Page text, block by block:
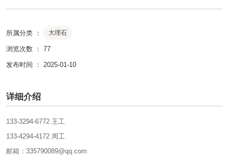
所属分类 ： 大理石
浏览次数 ： 77
发布时间 ： 2025-01-10
详细介绍
133-3294-6772 王工
133-4294-4172 周工
邮箱：335790089@qq.com